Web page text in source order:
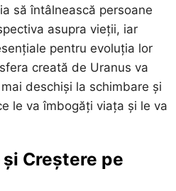
să întâlnească persoane
asupra vieții, iar
pentru evoluția lor
creată de Uranus va
deschiși la schimbare și
le va îmbogăți viața și le va
Creștere pe